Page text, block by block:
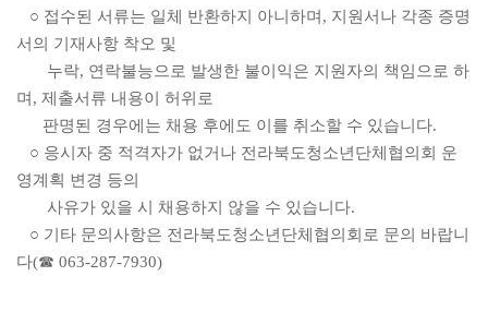
○ 접수된 서류는 일체 반환하지 아니하며, 지원서나 각종 증명
서의 기재사항 착오 및
누락, 연락불능으로 발생한 불이익은 지원자의 책임으로 하
며, 제출서류 내용이 허위로
판명된 경우에는 채용 후에도 이를 취소할 수 있습니다.
○ 응시자 중 적격자가 없거나 전라북도청소년단체협의회 운
영계획 변경 등의
사유가 있을 시 채용하지 않을 수 있습니다.
○ 기타 문의사항은 전라북도청소년단체협의회로 문의 바랍니
다(☎ 063-287-7930)